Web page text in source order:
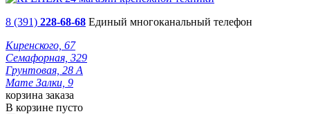
8 (391) 228-68-68 Единый многоканальный телефон
Киренского, 67
Семафорная, 329
Грунтовая, 28 А
Мате Залки, 9
корзина заказа
В корзине пусто